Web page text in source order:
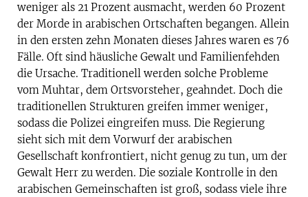
weniger als 21 Prozent ausmacht, werden 60 Prozent
der Morde in arabischen Ortschaften begangen. Allein
in den ersten zehn Monaten dieses Jahres waren es 76
Fälle. Oft sind häusliche Gewalt und Familienfehden
die Ursache. Traditionell werden solche Probleme
vom Muhtar, dem Ortsvorsteher, geahndet. Doch die
traditionellen Strukturen greifen immer weniger,
sodass die Polizei eingreifen muss. Die Regierung
sieht sich mit dem Vorwurf der arabischen
Gesellschaft konfrontiert, nicht genug zu tun, um der
Gewalt Herr zu werden. Die soziale Kontrolle in den
arabischen Gemeinschaften ist groß, sodass viele ihre